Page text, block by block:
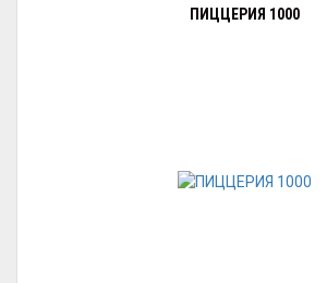
ПИЦЦЕРИЯ 1000